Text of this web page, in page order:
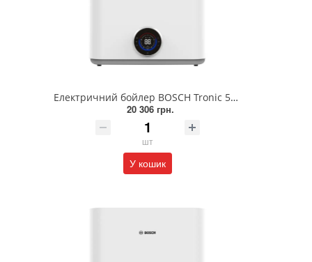
Електричний бойлер BOSCH Tronic 5500iT TR5501iT 80 DERB (7736507303)
20 306 грн.
шт
У кошик